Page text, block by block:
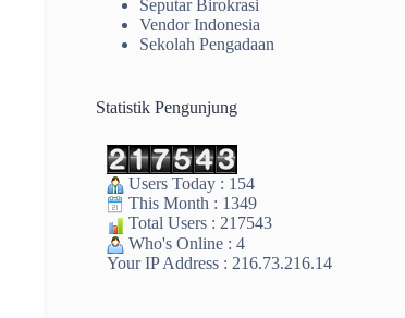
Seputar Birokrasi
Vendor Indonesia
Sekolah Pengadaan
Statistik Pengunjung
Users Today : 154
This Month : 1349
Total Users : 217543
Who's Online : 4
Your IP Address : 216.73.216.14